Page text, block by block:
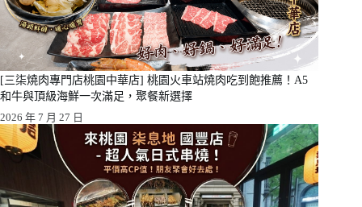
[三柒燒肉專門店桃園中華店] 桃園火車站燒肉吃到飽推薦！A5
和牛與頂級海鮮一次滿足，聚餐新選擇
2026 年 7 月 27 日